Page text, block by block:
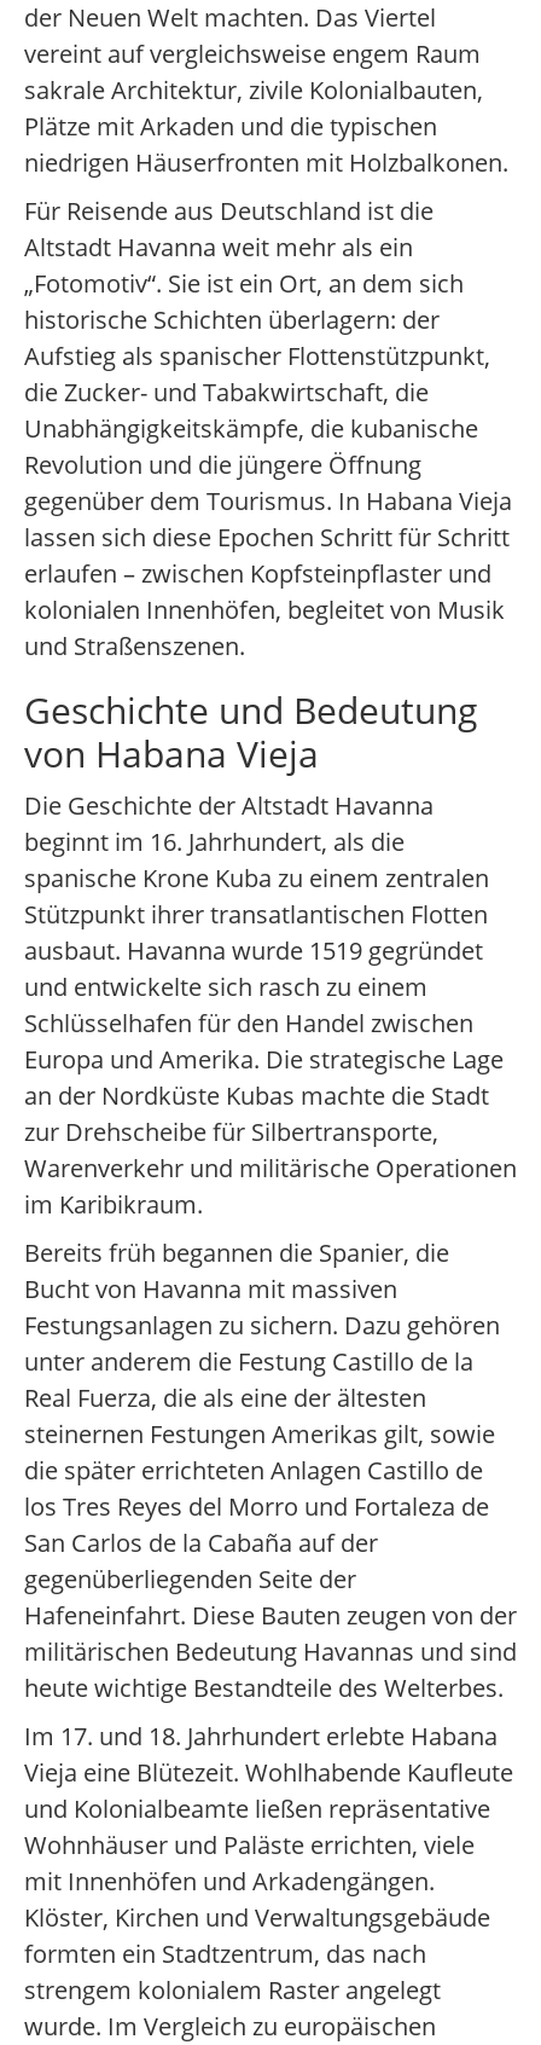
der Neuen Welt machten. Das Viertel
vereint auf vergleichsweise engem Raum
sakrale Architektur, zivile Kolonialbauten,
Plätze mit Arkaden und die typischen
niedrigen Häuserfronten mit Holzbalkonen.
Für Reisende aus Deutschland ist die
Altstadt Havanna weit mehr als ein
„Fotomotiv“. Sie ist ein Ort, an dem sich
historische Schichten überlagern: der
Aufstieg als spanischer Flottenstützpunkt,
die Zucker- und Tabakwirtschaft, die
Unabhängigkeitskämpfe, die kubanische
Revolution und die jüngere Öffnung
gegenüber dem Tourismus. In Habana Vieja
lassen sich diese Epochen Schritt für Schritt
erlaufen – zwischen Kopfsteinpflaster und
kolonialen Innenhöfen, begleitet von Musik
und Straßenszenen.
Geschichte und Bedeutung
von Habana Vieja
Die Geschichte der Altstadt Havanna
beginnt im 16. Jahrhundert, als die
spanische Krone Kuba zu einem zentralen
Stützpunkt ihrer transatlantischen Flotten
ausbaut. Havanna wurde 1519 gegründet
und entwickelte sich rasch zu einem
Schlüsselhafen für den Handel zwischen
Europa und Amerika. Die strategische Lage
an der Nordküste Kubas machte die Stadt
zur Drehscheibe für Silbertransporte,
Warenverkehr und militärische Operationen
im Karibikraum.
Bereits früh begannen die Spanier, die
Bucht von Havanna mit massiven
Festungsanlagen zu sichern. Dazu gehören
unter anderem die Festung Castillo de la
Real Fuerza, die als eine der ältesten
steinernen Festungen Amerikas gilt, sowie
die später errichteten Anlagen Castillo de
los Tres Reyes del Morro und Fortaleza de
San Carlos de la Cabaña auf der
gegenüberliegenden Seite der
Hafeneinfahrt. Diese Bauten zeugen von der
militärischen Bedeutung Havannas und sind
heute wichtige Bestandteile des Welterbes.
Im 17. und 18. Jahrhundert erlebte Habana
Vieja eine Blütezeit. Wohlhabende Kaufleute
und Kolonialbeamte ließen repräsentative
Wohnhäuser und Paläste errichten, viele
mit Innenhöfen und Arkadengängen.
Klöster, Kirchen und Verwaltungsgebäude
formten ein Stadtzentrum, das nach
strengem kolonialem Raster angelegt
wurde. Im Vergleich zu europäischen